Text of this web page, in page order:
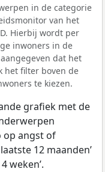
in de categorie
van het
Hierbij wordt per
inwoners in de
dat het
het filter boven de
te kiezen.
grafiek met de
op angst of
12 maanden’
weken’.